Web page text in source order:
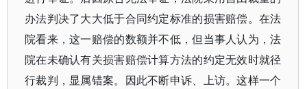
办法判决了大大低于合同约定标准的损害赔偿。在法
院看来，这一赔偿的数额并不低，但当事人认为，法
院在未确认有关损害赔偿计算方法的约定无效时就径
行裁判，显属错案。因此不断申诉、上访。这样一个